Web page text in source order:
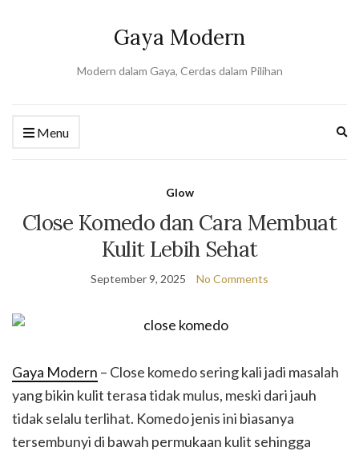
Gaya Modern
Modern dalam Gaya, Cerdas dalam Pilihan
Menu
Glow
Close Komedo dan Cara Membuat
Kulit Lebih Sehat
September 9, 2025 No Comments
Gaya Modern – Close komedo sering kali jadi masalah
yang bikin kulit terasa tidak mulus, meski dari jauh
tidak selalu terlihat. Komedo jenis ini biasanya
tersembunyi di bawah permukaan kulit sehingga